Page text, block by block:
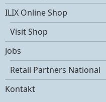
ILIX Online Shop
Visit Shop
Jobs
Retail Partners National
Kontakt